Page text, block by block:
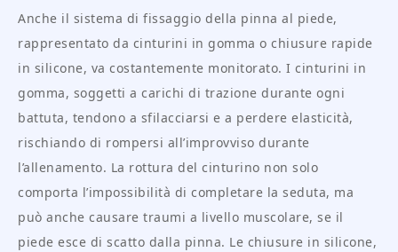
Anche il sistema di fissaggio della pinna al piede,
rappresentato da cinturini in gomma o chiusure rapide
in silicone, va costantemente monitorato. I cinturini in
gomma, soggetti a carichi di trazione durante ogni
battuta, tendono a sfilacciarsi e a perdere elasticità,
rischiando di rompersi all’improvviso durante
l’allenamento. La rottura del cinturino non solo
comporta l’impossibilità di completare la seduta, ma
può anche causare traumi a livello muscolare, se il
piede esce di scatto dalla pinna. Le chiusure in silicone,